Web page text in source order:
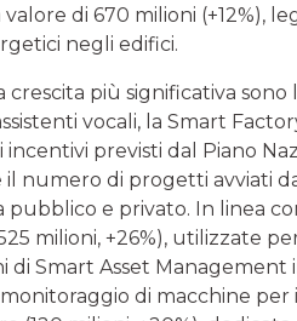
di 670 milioni (+12%),
negli edifici.
crescita più significativa
vocali, la Smart
previsti dal Piano
il numero di progetti avviati
pubblico e privato. In linea
milioni, +26%), utilizzate
di Smart Asset Management
di macchine per